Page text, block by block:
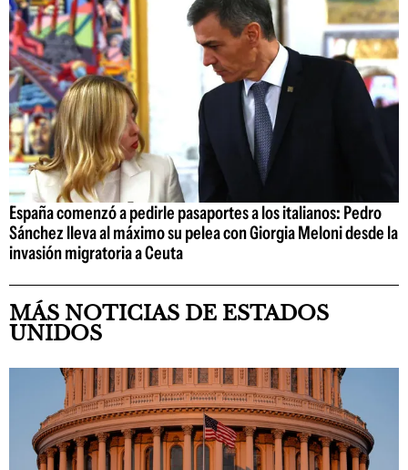
España comenzó a pedirle pasaportes a los italianos: Pedro
Sánchez lleva al máximo su pelea con Giorgia Meloni desde la
invasión migratoria a Ceuta
MÁS NOTICIAS DE ESTADOS
UNIDOS